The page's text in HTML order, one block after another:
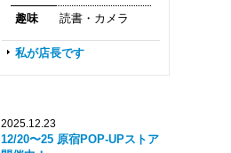
趣味
読書・カメラ
私が店長です
2025.12.23
12/20〜25 原宿POP-UPストア